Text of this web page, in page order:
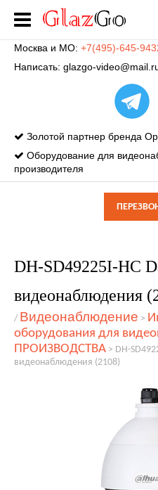
Москва и МО: +7(495)-645-
Написать: glazgo-
Золотой партнер бренда
Оборудование для
производителя
DH-SD49225I-HC
видеонаблюдения
/ Видеонаблюдение >
оборудования для
ПРОИЗВОДСТВА > DH-
видеонаблюдения (2108)